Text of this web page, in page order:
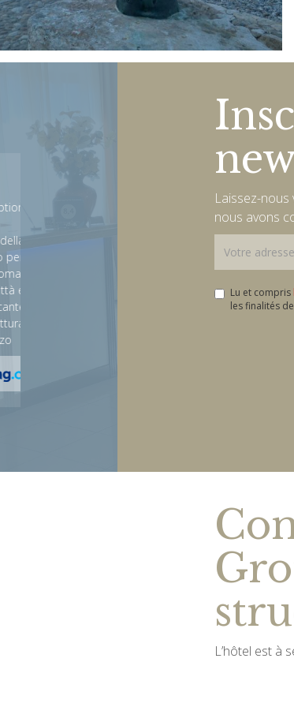
Very good trip in the
Tank everybody staff. We have good time in
hotel. The price are very cheap and for the
Laissez-
nous avons
Lu et compris
les finalités
L’hôtel est à